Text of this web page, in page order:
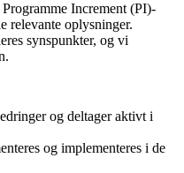
Increment (PI)-
relevante oplysninger.
synspunkter, og vi
og deltager aktivt i
og implementeres i de